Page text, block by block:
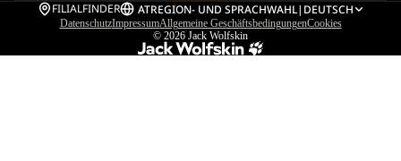
FILIALFINDER ATREGION- UND SPRACHWAHL| DEUTSCH
DatenschutzImpressumAllgemeine GeschäftsbedingungenCookies
© 2026 Jack Wolfskin